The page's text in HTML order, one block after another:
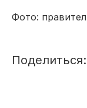
Фото:
Поделиться: